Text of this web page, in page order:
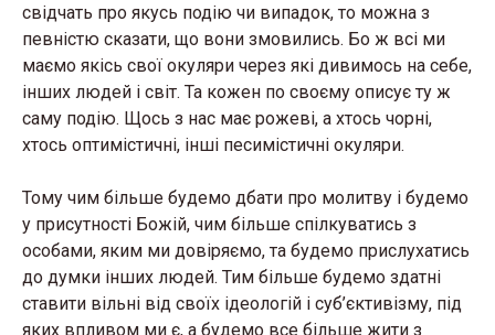
свідчать про якусь подію чи випадок, то можна з
певністю сказати, що вони змовились. Бо ж всі ми
маємо якісь свої окуляри через які дивимось на себе,
інших людей і світ. Та кожен по своєму описує ту ж
саму подію. Щось з нас має рожеві, а хтось чорні,
хтось оптимістичні, інші песимістичні окуляри.
Тому чим більше будемо дбати про молитву і будемо
у присутності Божій, чим більше спілкуватись з
особами, яким ми довіряємо, та будемо прислухатись
до думки інших людей. Тим більше будемо здатні
ставити вільні від своїх ідеологій і суб’єктивізму, під
яких впливом ми є, а будемо все більше жити з